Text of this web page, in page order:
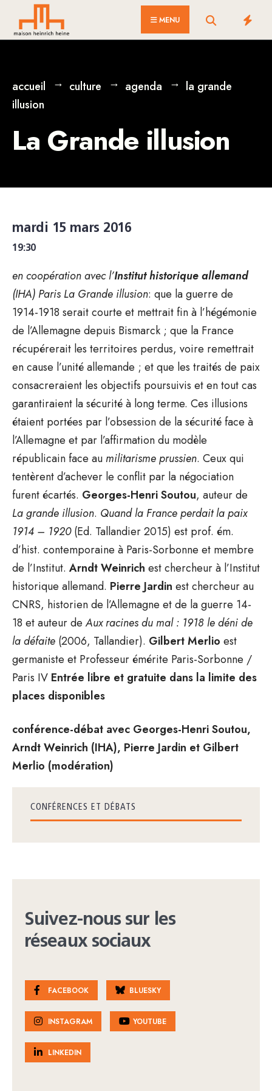
MENU
accueil culture agenda
la grande
illusion
La Grande illusion
mardi 15 mars 2016
19:30
en coopération avec l’Institut historique allemand
(IHA) Paris La Grande illusion: que la guerre de
1914-1918 serait courte et mettrait fin à l’hégémonie
de l’Allemagne depuis Bismarck ; que la France
récupérerait les territoires perdus, voire remettrait
en cause l’unité allemande ; et que les traités de paix
consacreraient les objectifs poursuivis et en tout cas
garantiraient la sécurité à long terme. Ces illusions
étaient portées par l’obsession de la sécurité face à
l’Allemagne et par l’affirmation du modèle
républicain face aumilitarisme prussien. Ceux qui
tentèrent d’achever le conflit par la négociation
furent écartés. Georges-Henri Soutou, auteur de
La grande illusion. Quand la France perdait la paix
1914 – 1920(Ed. Tallandier 2015) est prof. ém.
d’hist. contemporaine à Paris-Sorbonne et membre
de l’Institut. Arndt Weinrich est chercheur à l’Institut
historique allemand. Pierre Jardin est chercheur au
CNRS, historien de l’Allemagne et de la guerre 14-
18 et auteur deAux racines du mal : 1918 le déni de
la défaite (2006, Tallandier). Gilbert Merlio est
germaniste et Professeur émérite Paris-Sorbonne /
Paris IV Entrée libre et gratuite dans la limite des
places disponibles
conférence-débat avec Georges-Henri Soutou,
Arndt Weinrich (IHA), Pierre Jardin et Gilbert
Merlio (modération)
CONFÉRENCES ET DÉBATS
Suivez-nous sur les
réseaux sociaux
FACEBOOK BLUESKY
INSTAGRAM YOUTUBE
LINKEDIN